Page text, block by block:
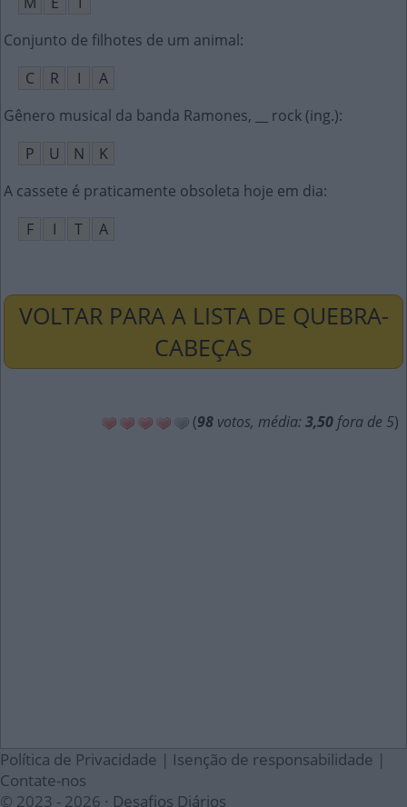
Conjunto de filhotes de um animal:
C
R I
A
Gênero musical da banda Ramones, __ rock (ing.):
P
U N
K
A cassete é praticamente obsoleta hoje em dia:
F
I T A
VOLTAR PARA A LISTA DE QUEBRA-
CABEÇAS
(98 votos, média: 3,50 fora de 5)
Política de Privacidade | Isenção de responsabilidade |
Contate-nos
© 2023 - 2026 · Desafios Diários